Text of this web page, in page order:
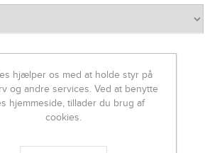
DKK
hjælper os med at holde styr på
og andre services. Ved at benytte
hjemmeside, tillader du brug af
cookies.